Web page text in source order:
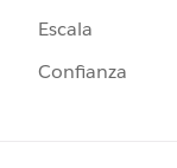
Escala
Confianza